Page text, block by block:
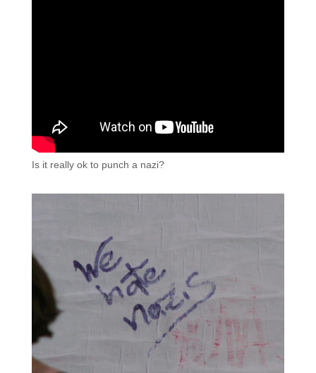
Is it really ok to punch a nazi?